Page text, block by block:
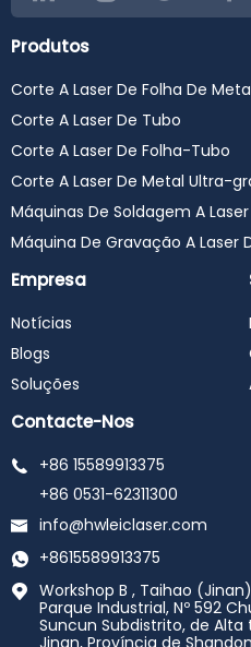
Produtos
Corte A Laser De Folha De
Corte A Laser De Tubo
Corte A Laser De Folha-Tubo
Corte A Laser De Metal Ultra-
Máquinas De Soldagem A Laser
Máquina De Gravação A Laser
Empresa
Notícias
Blogs
Soluções
Contacte-Nos
+86 15589913375
+86 0531-62311300
info@hwleiclaser.com
+8615589913375
Workshop B , Taihao
Parque Industrial, Nº 592
Suncun Subdistrito, de